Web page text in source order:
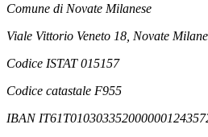
Comune di Novate Milanese
Viale Vittorio Veneto 18, Novate
Codice ISTAT 015157
Codice catastale F955
IBAN